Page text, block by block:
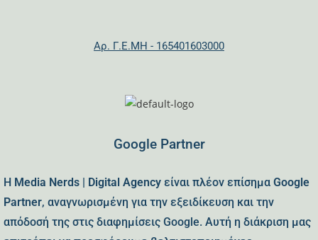
Αρ. Γ.Ε.ΜΗ - 165401603000
Google Partner
Η Media Nerds | Digital Agency είναι πλέον επίσημα Google
Partner, αναγνωρισμένη για την εξειδίκευση και την
απόδοσή της στις διαφημίσεις Google. Αυτή η διάκριση μας